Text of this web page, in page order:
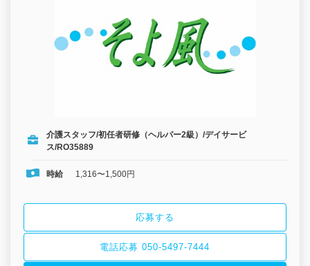
介護スタッフ/初任者研修（ヘルパー2級）/デイサービ
ス/RO35889
時給 1,316〜1,500円
応募する
電話応募 050-5497-7444